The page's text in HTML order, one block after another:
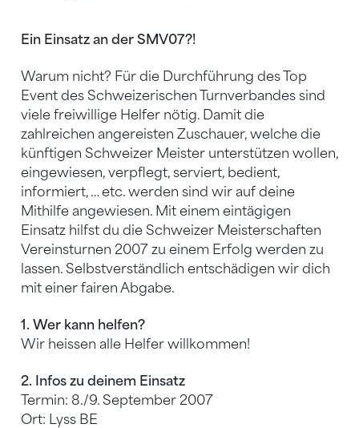
Ein Einsatz an der SMV07?!
Warum nicht? Für die Durchführung des Top
Event des Schweizerischen Turnverbandes sind
viele freiwillige Helfer nötig. Damit die
zahlreichen angereisten Zuschauer, welche die
künftigen Schweizer Meister unterstützen wollen,
eingewiesen, verpflegt, serviert, bedient,
informiert, … etc. werden sind wir auf deine
Mithilfe angewiesen. Mit einem eintägigen
Einsatz hilfst du die Schweizer Meisterschaften
Vereinsturnen 2007 zu einem Erfolg werden zu
lassen. Selbstverständlich entschädigen wir dich
mit einer fairen Abgabe.
1. Wer kann helfen?
Wir heissen alle Helfer willkommen!
2. Infos zu deinem Einsatz
Termin: 8./9. September 2007
Ort: Lyss BE